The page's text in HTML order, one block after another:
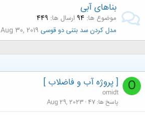
بناهای آبی
موضوع ها 94ارسال ها 449
مدل کردن سد بتنی دو قوسی Aug 30, 2019
O [ پروژه آب و فاضلاب ]
omidt
پاسخ ها 47
Aug 29, 2023